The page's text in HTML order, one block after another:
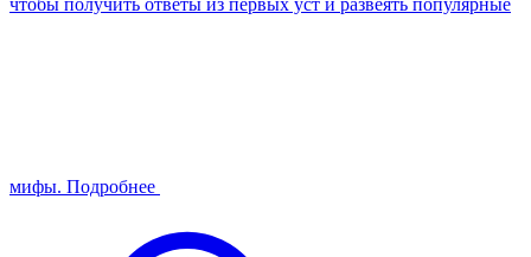
чтобы получить ответы из первых уст и развеять популярные
мифы. Подробнее